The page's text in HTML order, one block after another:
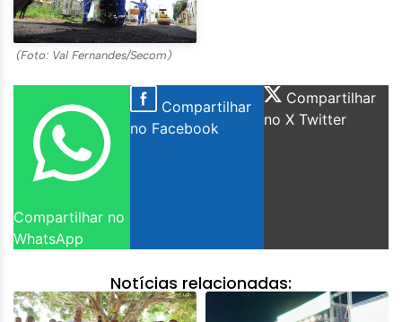
(Foto: Val Fernandes/Secom)
Compartilhar no
WhatsApp
Compartilhar
no Facebook
Compartilhar
no X Twitter
Notícias relacionadas: